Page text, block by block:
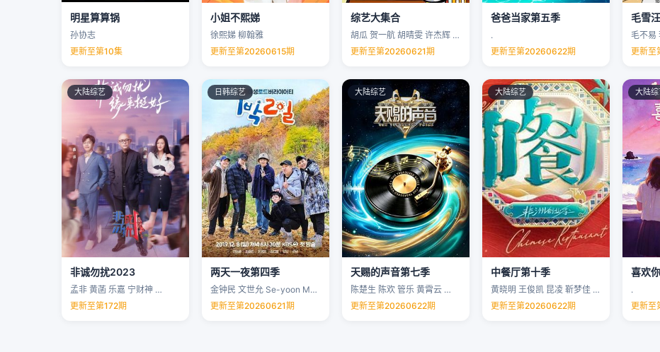
明星算算锅
孙协志
更新至第10集
小姐不熙娣
徐熙娣 柳翰雅
更新至第20260615期
综艺大集合
胡瓜 贺一航 胡晴雯 许杰辉 …
更新至第20260621期
爸爸当家第五季
.
更新至第20260622期
毛雪汪
毛不易
更新至
大陆综艺
非诚勿扰2023
孟非 黄菡 乐嘉 宁财神 …
更新至第172期
日韩综艺
两天一夜第四季
金钟民 文世允 Se-yoon Moon …
更新至第20260621期
大陆综艺
天赐的声音第七季
陈楚生 陈欢 管乐 黄霄云 …
更新至第20260622期
大陆综艺
中餐厅第十季
黄晓明 王俊凯 昆凌 靳梦佳 …
更新至第20260622期
大陆
喜欢
.
更新至